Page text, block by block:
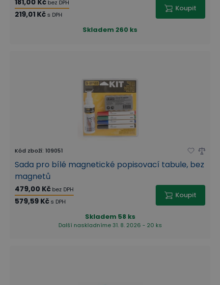
181,00 Kč bez DPH
219,01 Kč s DPH
Koupit
Skladem 260 ks
Kód zboží: 109051
Sada pro bílé magnetické popisovací tabule, bez
magnetů
479,00 Kč bez DPH
579,59 Kč s DPH
Koupit
Skladem 58 ks
Další naskladníme 31. 8. 2026 - 20 ks